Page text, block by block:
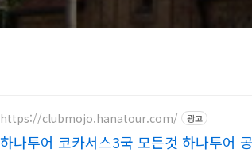
https://clubmojo.hanatour.com/ 광고
하나투어 코카서스3국 모든것 하나투어